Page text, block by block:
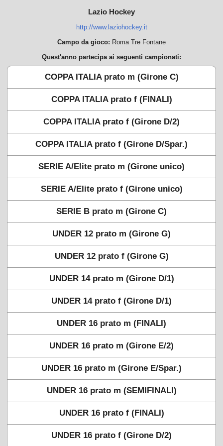
Lazio Hockey
http://www.laziohockey.it
Campo da gioco: Roma Tre Fontane
Quest'anno partecipa ai seguenti campionati:
COPPA ITALIA prato m (Girone C)
COPPA ITALIA prato f (FINALI)
COPPA ITALIA prato f (Girone D/2)
COPPA ITALIA prato f (Girone D/Spar.)
SERIE A/Elite prato m (Girone unico)
SERIE A/Elite prato f (Girone unico)
SERIE B prato m (Girone C)
UNDER 12 prato m (Girone G)
UNDER 12 prato f (Girone G)
UNDER 14 prato m (Girone D/1)
UNDER 14 prato f (Girone D/1)
UNDER 16 prato m (FINALI)
UNDER 16 prato m (Girone E/2)
UNDER 16 prato m (Girone E/Spar.)
UNDER 16 prato m (SEMIFINALI)
UNDER 16 prato f (FINALI)
UNDER 16 prato f (Girone D/2)